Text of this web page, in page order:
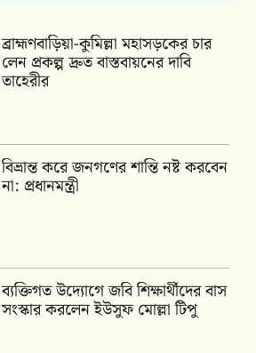
ব্রাহ্মণবাড়িয়া-কুমিল্লা মহাসড়কের চার
লেন প্রকল্প দ্রুত বাস্তবায়নের দাবি
তাহেরীর
বিভ্রান্ত করে জনগণের শান্তি নষ্ট করবেন
না: প্রধানমন্ত্রী
ব্যক্তিগত উদ্যোগে জবি শিক্ষার্থীদের বাস
সংস্কার করলেন ইউসুফ মোল্লা টিপু